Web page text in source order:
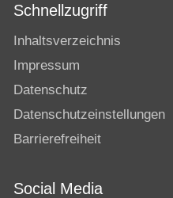
Schnellzugriff
Inhaltsverzeichnis
Impressum
Datenschutz
Datenschutzeinstellungen
Barrierefreiheit
Social Media